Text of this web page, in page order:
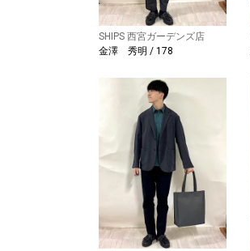
SHIPS 西宮ガーデンズ店
金澤 秀明 / 178